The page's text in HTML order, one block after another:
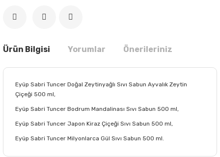
Ürün Bilgisi Yorumlar Önerileriniz
Eyüp Sabri Tuncer Doğal Zeytinyağlı Sıvı Sabun Ayvalık Zeytin
Çiçeği 500 ml,
Eyüp Sabri Tuncer Bodrum Mandalinası Sıvı Sabun 500 ml,
Eyüp Sabri Tuncer Japon Kiraz Çiçeği Sıvı Sabun 500 ml,
Eyüp Sabri Tuncer Milyonlarca Gül Sıvı Sabun 500 ml.